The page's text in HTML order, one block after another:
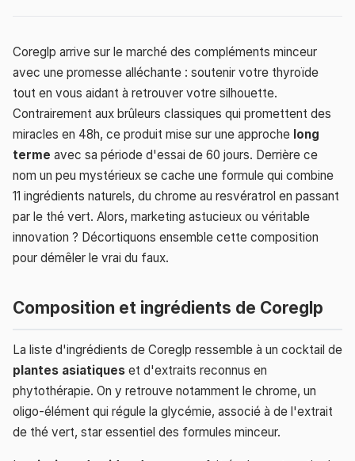
Coreglp arrive sur le marché des compléments minceur
avec une promesse alléchante : soutenir votre thyroïde
tout en vous aidant à retrouver votre silhouette.
Contrairement aux brûleurs classiques qui promettent des
miracles en 48h, ce produit mise sur une approche long
terme avec sa période d'essai de 60 jours. Derrière ce
nom un peu mystérieux se cache une formule qui combine
11 ingrédients naturels, du chrome au resvératrol en passant
par le thé vert. Alors, marketing astucieux ou véritable
innovation ? Décortiquons ensemble cette composition
pour démêler le vrai du faux.
Composition et ingrédients de Coreglp
La liste d'ingrédients de Coreglp ressemble à un cocktail de
plantes asiatiques et d'extraits reconnus en
phytothérapie. On y retrouve notamment le chrome, un
oligo-élément qui régule la glycémie, associé à de l'extrait
de thé vert, star essentiel des formules minceur.